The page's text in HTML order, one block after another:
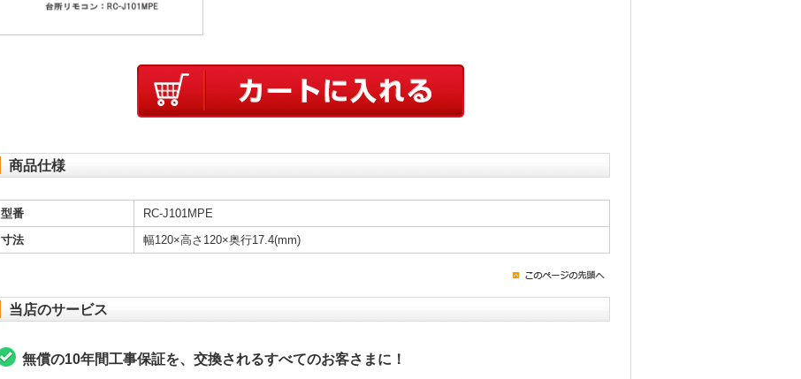
商品仕様
型番
RC-J101MPE
寸法
幅120×高さ120×奥行17.4(mm)
当店のサービス
無償の10年間工事保証を、交換されるすべてのお客さまに！